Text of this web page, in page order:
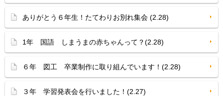
ありがとう６年生！たてわりお別れ集会 (2.28)
1年 国語 しまうまの赤ちゃんって？(2.28)
６年 図工 卒業制作に取り組んでいます！(2.28)
３年 学習発表会を行いました！(2.27)